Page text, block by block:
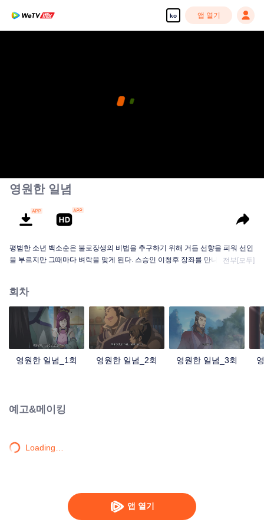
ko 앱 열기
앱 열기
영원한 일념
평범한 소년 백소순은 불로장생의 비법을 추구하기 위해 거듭 선향을 피워 선인
을 부르지만 그때마다 벼락을 맞게 된다. 스승인 이청후 장좌를 만나고 나서야...
전부[모두]
회차
영원한 일념_1회 영원한 일념_2회 영원한 일념_3회
예고&메이킹
Loading…